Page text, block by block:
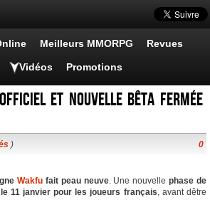
Meilleurs MMORPG Revues
Vidéos Promotions
et nouvelle Bêta fermée
) 0
Wakfu fait peau neuve. Une nouvellephase de
11 janvier pour les joueurs français, avant dêtre